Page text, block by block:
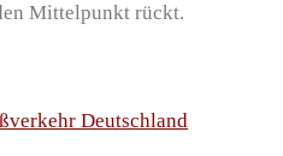
Mittelpunkt rückt.
Deutschland